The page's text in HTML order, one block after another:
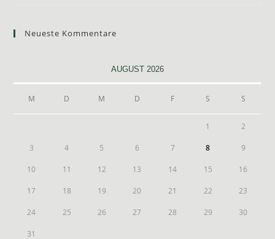
Neueste Kommentare
AUGUST 2026
M D M D F S S
1 2
3 4 5 6 7 8 9
10 11 12 13 14 15 16
17 18 19 20 21 22 23
24 25 26 27 28 29 30
31